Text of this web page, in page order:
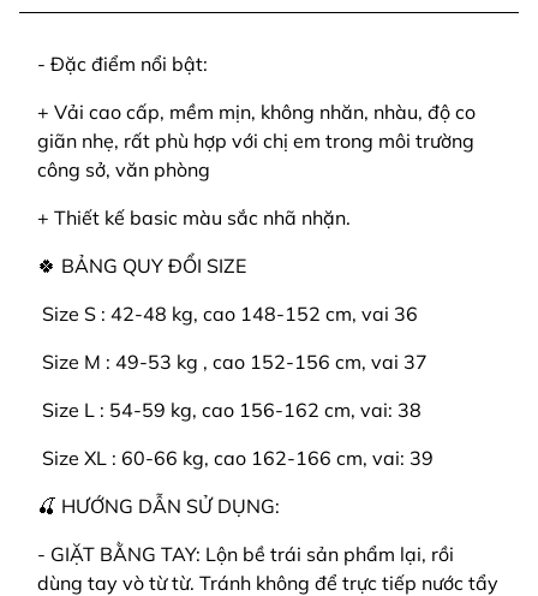
- Đặc điểm nổi bật:
+ Vải cao cấp, mềm mịn, không nhăn, nhàu, độ co
giãn nhẹ, rất phù hợp với chị em trong môi trường
công sở, văn phòng
+ Thiết kế basic màu sắc nhã nhặn.
🍀 BẢNG QUY ĐỔI SIZE
️ Size S : 42-48 kg, cao 148-152 cm, vai 36
️ Size M : 49-53 kg , cao 152-156 cm, vai 37
️ Size L : 54-59 kg, cao 156-162 cm, vai: 38
️ Size XL : 60-66 kg, cao 162-166 cm, vai: 39
🍒 HƯỚNG DẪN SỬ DỤNG:
- GIẶT BẰNG TAY: Lộn bề trái sản phẩm lại, rồi
dùng tay vò từ từ. Tránh không để trực tiếp nước tẩy